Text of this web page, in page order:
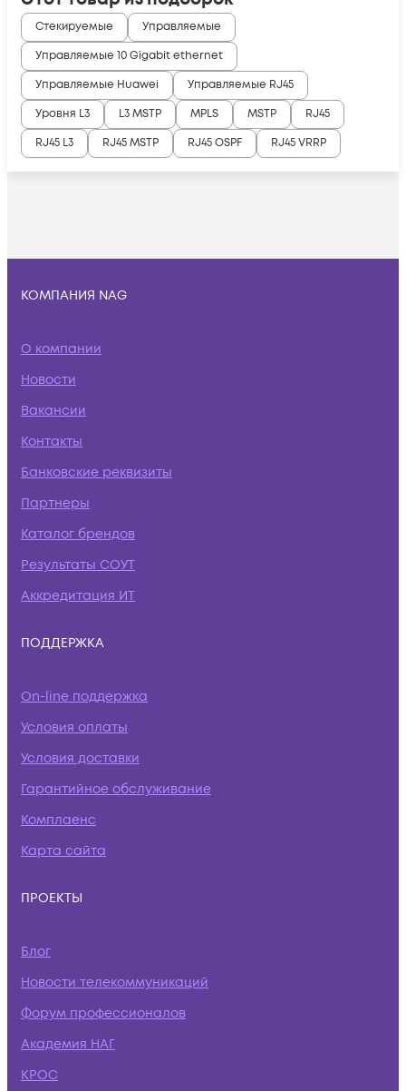
Стекируемые
Управляемые
Управляемые 10 Gigabit ethernet
Управляемые Huawei
Управляемые RJ45
Уровня L3
L3 MSTP MPLS MSTP
RJ45
RJ45 L3
RJ45 MSTP RJ45 OSPF RJ45 VRRP
КОМПАНИЯ NAG
О компании
Новости
Вакансии
Контакты
Банковские реквизиты
Партнеры
Каталог брендов
Результаты СОУТ
Аккредитация ИТ
ПОДДЕРЖКА
On-line поддержка
Условия оплаты
Условия доставки
Гарантийное обслуживание
Комплаенс
Карта сайта
ПРОЕКТЫ
Блог
Новости телекоммуникаций
Форум профессионалов
Академия НАГ
КРОС